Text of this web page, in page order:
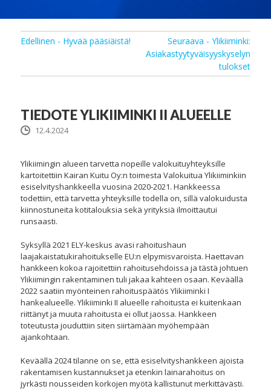
Edellinen - Hyvää pääsiäistä!
Seuraava - Ylikiiminki:
Asiakastyytyväisyyskyselyn
tulokset
TIEDOTE YLIKIIMINKI II ALUEELLE
12.4.2024
Ylikiimingin alueen tarvetta nopeille valokuituyhteyksille
kartoitettiin Kairan Kuitu Oy:n toimesta Valokuitua Ylikiiminkiin
esiselvityshankkeella vuosina 2020-2021. Hankkeessa
todettiin, että tarvetta yhteyksille todella on, sillä valokuidusta
kiinnostuneita kotitalouksia sekä yrityksiä ilmoittautui
runsaasti.
Syksyllä 2021 ELY-keskus avasi rahoitushaun
laajakaistatukirahoitukselle EU:n elpymisvaroista. Haettavan
hankkeen kokoa rajoitettiin rahoitusehdoissa ja tästä johtuen
Ylikiimingin rakentaminen tuli jakaa kahteen osaan. Keväällä
2022 saatiin myönteinen rahoituspäätös Ylikiiminki I
hankealueelle. Ylikiiminki II alueelle rahoitusta ei kuitenkaan
riittänyt ja muuta rahoitusta ei ollut jaossa. Hankkeen
toteutusta jouduttiin siten siirtämään myöhempään
ajankohtaan.
Keväällä 2024 tilanne on se, että esiselvityshankkeen ajoista
rakentamisen kustannukset ja etenkin lainarahoitus on
jyrkästi nousseiden korkojen myötä kallistunut merkittävästi.